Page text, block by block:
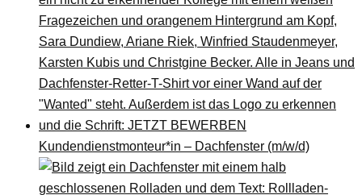
Kundendienstmonteur*in – Dachfenster (m/w/d)